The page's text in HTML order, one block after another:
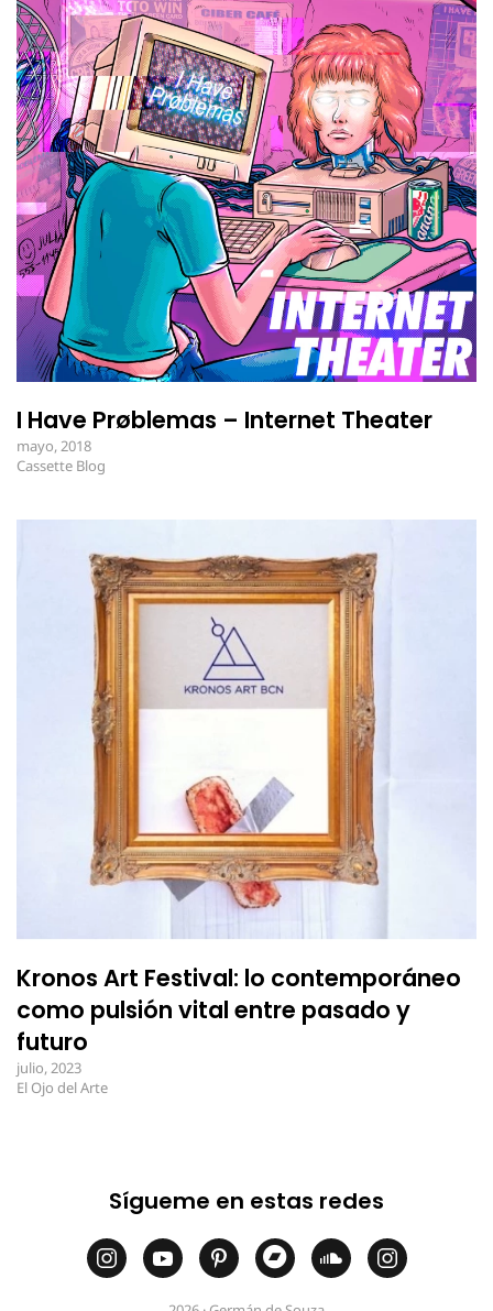
I Have Prøblemas – Internet Theater
mayo, 2018
Cassette Blog
Kronos Art Festival: lo contemporáneo
como pulsión vital entre pasado y
futuro
julio, 2023
El Ojo del Arte
Sígueme en estas redes